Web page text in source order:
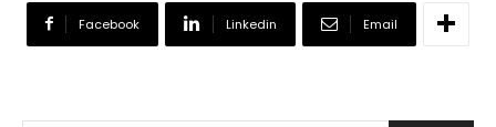
Facebook Linkedin Email